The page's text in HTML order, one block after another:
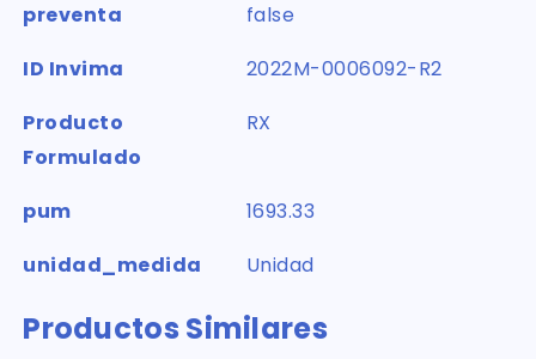
preventa
false
ID Invima
2022M-0006092-R2
Producto
Formulado
RX
pum
1693.33
unidad_medida
Unidad
Productos Similares